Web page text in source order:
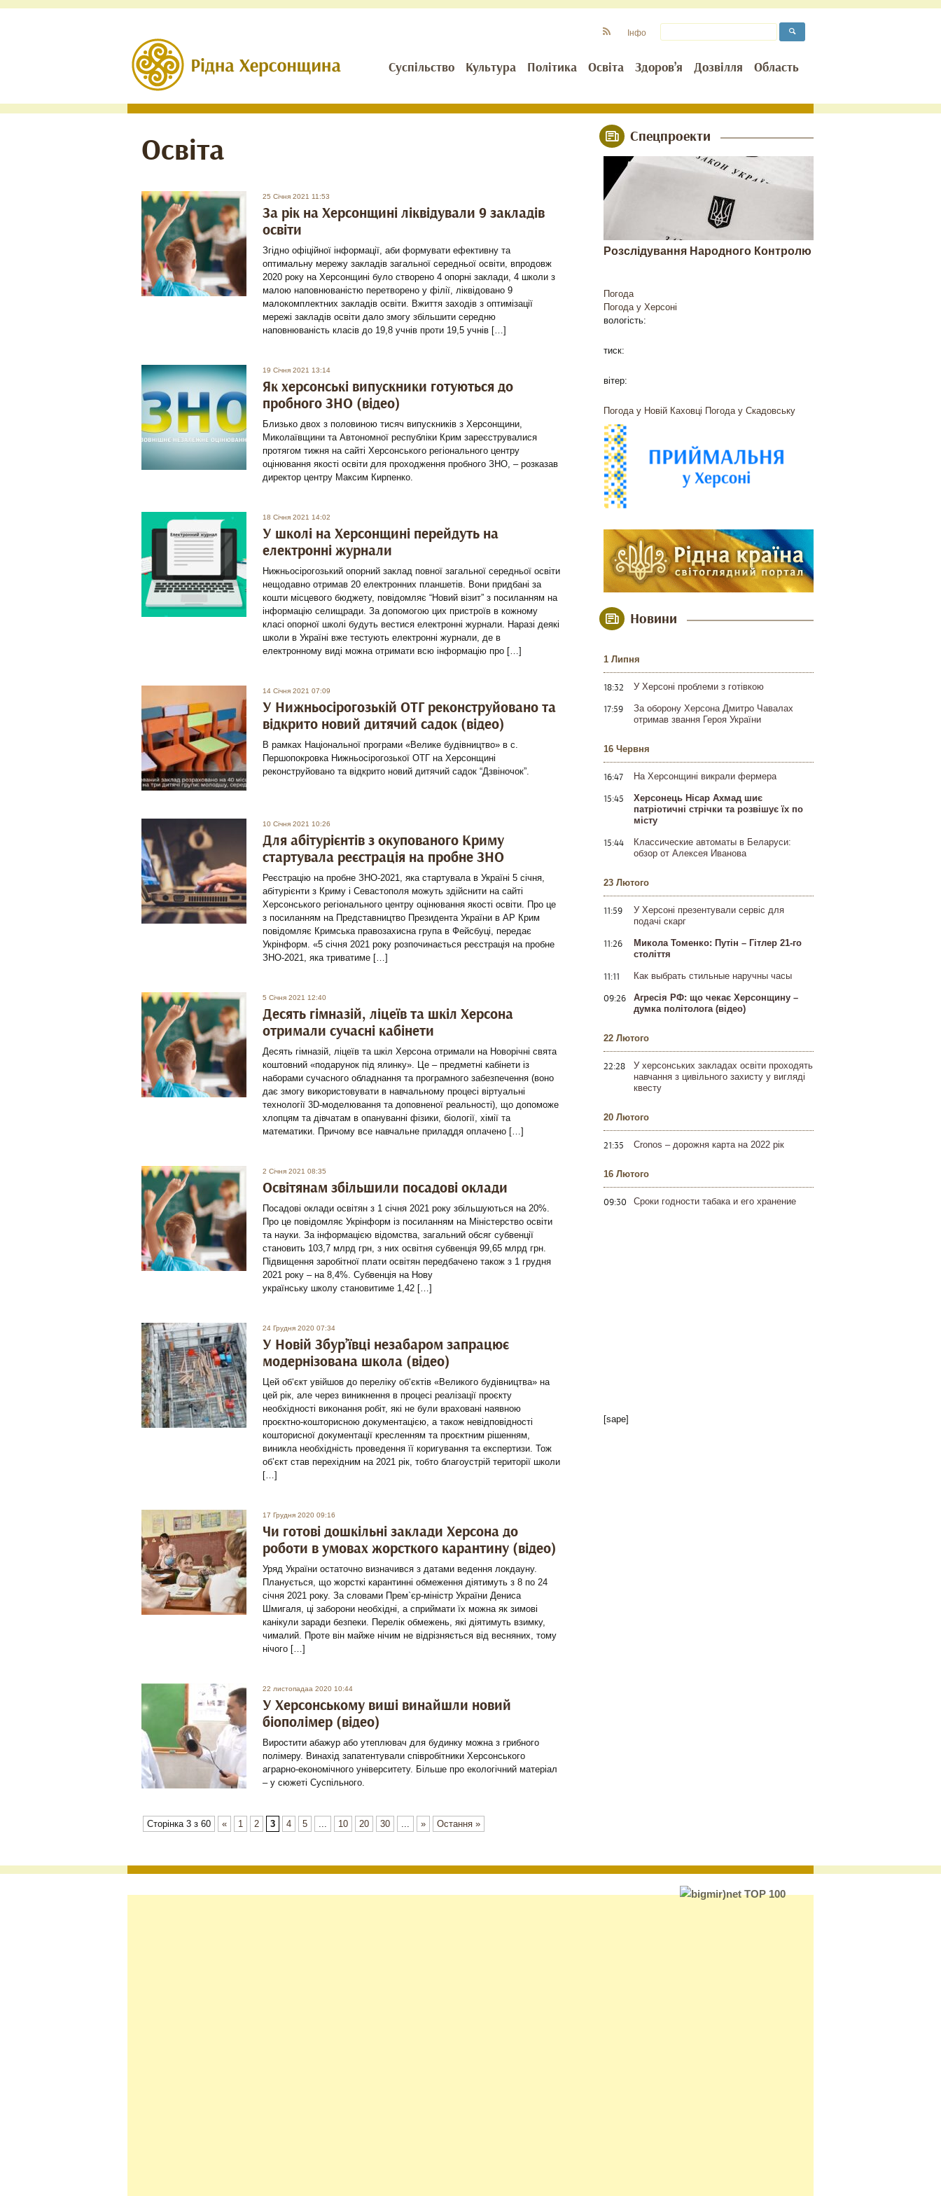
Суспільство Культура Політика Освіта Здоров’я Дозвілля Область
Інфо
Освіта
25 Січня 2021 11:53
За рік на Херсонщині ліквідували 9 закладів
освіти
Згідно офіційної інформації, аби формувати ефективну та
оптимальну мережу закладів загальної середньої освіти, впродовж
2020 року на Херсонщині було створено 4 опорні заклади, 4 школи з
малою наповнюваністю перетворено у філії, ліквідовано 9
малокомплектних закладів освіти. Вжиття заходів з оптимізації
мережі закладів освіти дало змогу збільшити середню
наповнюваність класів до 19,8 учнів проти 19,5 учнів […]
19 Січня 2021 13:14
Як херсонські випускники готуються до
пробного ЗНО (відео)
Близько двох з половиною тисяч випускників з Херсонщини,
Миколаївщини та Автономної республіки Крим зареєструвалися
протягом тижня на сайті Херсонського регіонального центру
оцінювання якості освіти для проходження пробного ЗНО, – розказав
директор центру Максим Кирпенко.
18 Січня 2021 14:02
У школі на Херсонщині перейдуть на
електронні журнали
Нижньосірогозький опорний заклад повної загальної середньої освіти
нещодавно отримав 20 електронних планшетів. Вони придбані за
кошти місцевого бюджету, повідомляє “Новий візит” з посиланням на
інформацію селищради. За допомогою цих пристроїв в кожному
класі опорної школі будуть вестися електронні журнали. Наразі деякі
школи в Україні вже тестують електронні журнали, де в
електронному виді можна отримати всю інформацію про […]
14 Січня 2021 07:09
У Нижньосірогозькій ОТГ реконструйовано та
відкрито новий дитячий садок (відео)
В рамках Національної програми «Велике будівництво» в с.
Першопокровка Нижньосірогозької ОТГ на Херсонщині
реконструйовано та відкрито новий дитячий садок “Дзвіночок”.
10 Січня 2021 10:26
Для абітурієнтів з окупованого Криму
стартувала реєстрація на пробне ЗНО
Реєстрацію на пробне ЗНО-2021, яка стартувала в Україні 5 січня,
абітурієнти з Криму і Севастополя можуть здійснити на сайті
Херсонського регіонального центру оцінювання якості освіти. Про це
з посиланням на Представництво Президента України в АР Крим
повідомляє Кримська правозахисна група в Фейсбуці, передає
Укрінформ. «5 січня 2021 року розпочинається реєстрація на пробне
ЗНО-2021, яка триватиме […]
5 Січня 2021 12:40
Десять гімназій, ліцеїв та шкіл Херсона
отримали сучасні кабінети
Десять гімназій, ліцеїв та шкіл Херсона отримали на Новорічні свята
коштовний «подарунок під ялинку». Це – предметні кабінети із
наборами сучасного обладнання та програмного забезпечення (воно
дає змогу використовувати в навчальному процесі віртуальні
технології 3D-моделювання та доповненої реальності), що допоможе
хлопцям та дівчатам в опануванні фізики, біології, хімії та
математики. Причому все навчальне приладдя оплачено […]
2 Січня 2021 08:35
Освітянам збільшили посадові оклади
Посадові оклади освітян з 1 січня 2021 року збільшуються на 20%.
Про це повідомляє Укрінформ із посиланням на Міністерство освіти
та науки. За інформацією відомства, загальний обсяг субвенції
становить 103,7 млрд грн, з них освітня субвенція 99,65 млрд грн.
Підвищення заробітної плати освітян передбачено також з 1 грудня
2021 року – на 8,4%. Субвенція на Нову
українську школу становитиме 1,42 […]
24 Грудня 2020 07:34
У Новій Збур’ївці незабаром запрацює
модернізована школа (відео)
Цей об‘єкт увійшов до переліку об‘єктів «Великого будівництва» на
цей рік, але через виникнення в процесі реалізації проєкту
необхідності виконання робіт, які не були враховані наявною
проєктно-кошторисною документацією, а також невідповідності
кошторисної документації кресленням та проєктним рішенням,
виникла необхідність проведення її коригування та експертизи. Тож
об’єкт став перехідним на 2021 рік, тобто благоустрій території школи
[…]
17 Грудня 2020 09:16
Чи готові дошкільні заклади Херсона до
роботи в умовах жорсткого карантину (відео)
Уряд України остаточно визначився з датами ведення локдауну.
Планується, що жорсткі карантинні обмеження діятимуть з 8 по 24
січня 2021 року. За словами Прем`єр-міністр України Дениса
Шмигаля, ці заборони необхідні, а сприймати їх можна як зимові
канікули заради безпеки. Перелік обмежень, які діятимуть взимку,
чималий. Проте він майже нічим не відрізняється від весняних, тому
нічого […]
22 листопадаа 2020 10:44
У Херсонському виші винайшли новий
біополімер (відео)
Виростити абажур або утеплювач для будинку можна з грибного
полімеру. Винахід запатентували співробітники Херсонського
аграрно-економічного університету. Більше про екологічний матеріал
– у сюжеті Суспільного.
Сторінка 3 з 60 « 1 2 3 4 5 ... 10 20 30 ... » Остання »
Спецпроекти
Розслідування Народного Контролю
Погода
Погода у Херсоні
вологість:
тиск:
вітер:
Погода у Новій Каховці Погода у Скадовську
Новини
1 Липня
18:32 У Херсоні проблеми з готівкою
17:59
За оборону Херсона Дмитро Чавалах
отримав звання Героя України
16 Червня
16:47 На Херсонщині викрали фермера
15:45
Херсонець Нісар Ахмад шиє
патріотичні стрічки та розвішує їх по
місту
15:44
Классические автоматы в Беларуси:
обзор от Алексея Иванова
23 Лютого
11:59
У Херсоні презентували сервіс для
подачі скарг
11:26
Микола Томенко: Путін – Гітлер 21-го
століття
11:11 Как выбрать стильные наручны часы
09:26
Агресія РФ: що чекає Херсонщину –
думка політолога (відео)
22 Лютого
22:28
У херсонських закладах освіти проходять
навчання з цивільного захисту у вигляді
квесту
20 Лютого
21:35 Cronos – дорожня карта на 2022 рік
16 Лютого
09:30 Сроки годности табака и его хранение
[sape]